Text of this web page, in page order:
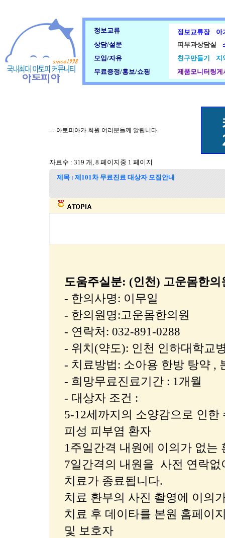
정보교류 정보교류장
아
상담/설문
피부과상담실
모임/자유
친구만들기
지
무료증정/홍보/쇼핑
제품모니터링게
∴ 아토피아가 회원 여러분들께 알립니다.
자료수 : 319 개, 8 페이지중 1 페이지
제목 : 제101차 무료진료 대상자 모집안내
도움주실분: (인천) 고운몸한
- 한의사명: 이무일
- 한의원명:고운몸한의원
- 연락처: 032-891-0288
- 위치(약도): 인천 인하대학교
- 치료방법: 소아용 한방 탕약 ,
- 희망무료진료기간 : 1개월
- 대상자 조건 :
5-12세까지의 소양감으로 인
피성 피부염 환자
1주일간격 내원에 이의가 없는
7일간격의 내원을 사전 연락없
치료가 종료됩니다.
치료 환부의 사진 촬영에 이의
치료 후 데이타를 본원 홈페이
및 보호자